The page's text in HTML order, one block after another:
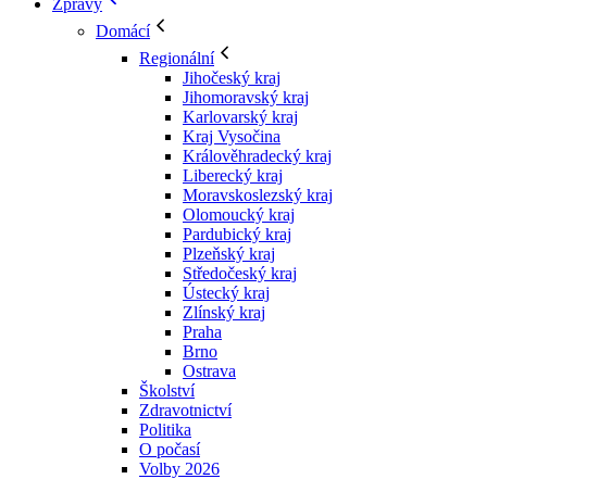
Zprávy
Domácí
Regionální
Jihočeský kraj
Jihomoravský kraj
Karlovarský kraj
Kraj Vysočina
Králověhradecký kraj
Liberecký kraj
Moravskoslezský kraj
Olomoucký kraj
Pardubický kraj
Plzeňský kraj
Středočeský kraj
Ústecký kraj
Zlínský kraj
Praha
Brno
Ostrava
Školství
Zdravotnictví
Politika
O počasí
Volby 2026